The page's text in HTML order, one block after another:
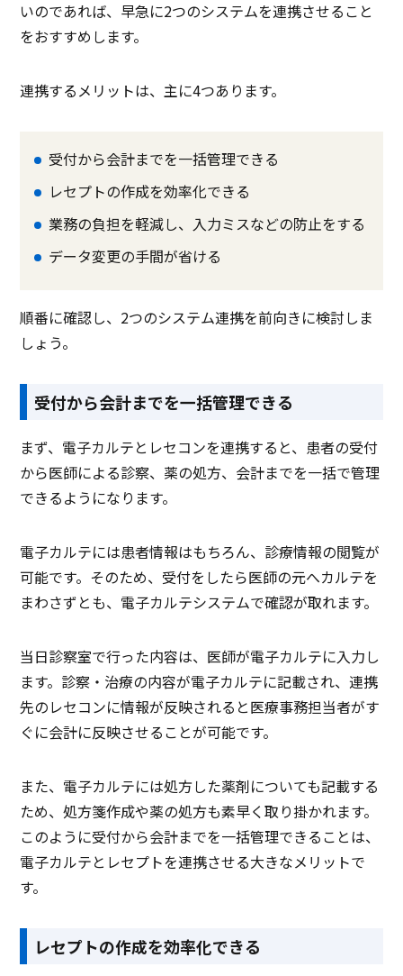
訪問スケジュール管理
適応・禁忌チェック
製品名
サービス資料
ソフト種別
推奨環境
サポート
Medicom クラウドカル
テ
資料ダウンロード
クラウド型ソフト
PCブラウザスマートフォ
電話 / メール / チャット
/
クラウド診療支援システ
ムCLINIC…
資料ダウンロード
PCブラウザ
電話 / メール / チャット
いのであれば、早急に2つのシステムを連携させること
をおすすめします。
連携するメリットは、主に4つあります。
受付から会計までを一括管理できる
レセプトの作成を効率化できる
業務の負担を軽減し、入力ミスなどの防止をする
データ変更の手間が省ける
順番に確認し、2つのシステム連携を前向きに検討しま
しょう。
受付から会計までを一括管理できる
まず、電子カルテとレセコンを連携すると、患者の受付
から医師による診察、薬の処方、会計までを一括で管理
できるようになります。
電子カルテには患者情報はもちろん、診療情報の閲覧が
可能です。そのため、受付をしたら医師の元へカルテを
まわさずとも、電子カルテシステムで確認が取れます。
当日診察室で行った内容は、医師が電子カルテに入力し
ます。診察・治療の内容が電子カルテに記載され、連携
先のレセコンに情報が反映されると医療事務担当者がす
ぐに会計に反映させることが可能です。
また、電子カルテには処方した薬剤についても記載する
ため、処方箋作成や薬の処方も素早く取り掛かれます。
このように受付から会計までを一括管理できることは、
電子カルテとレセプトを連携させる大きなメリットで
す。
レセプトの作成を効率化できる